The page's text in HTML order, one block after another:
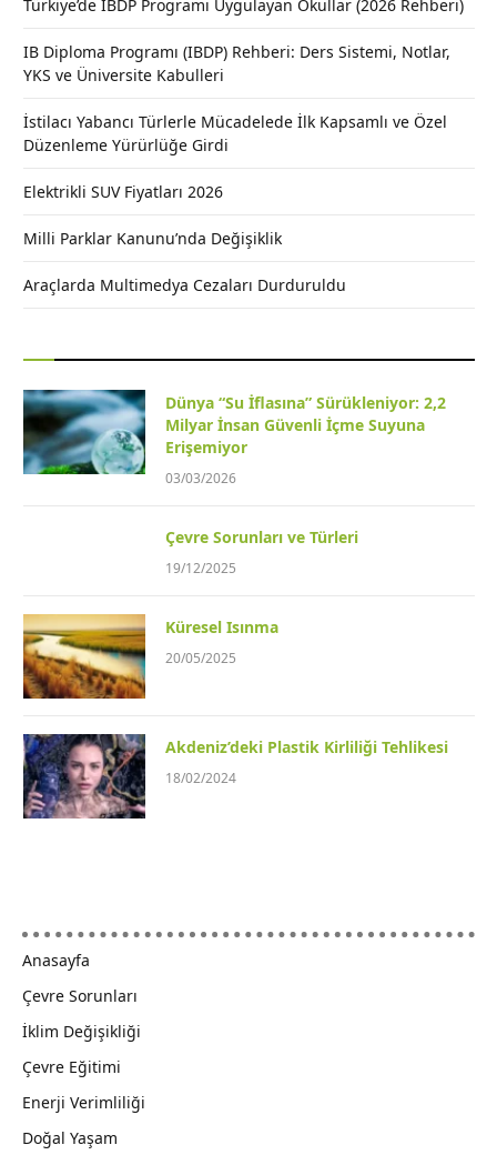
Türkiye’de IBDP Programı Uygulayan Okullar (2026 Rehberi)
IB Diploma Programı (IBDP) Rehberi: Ders Sistemi, Notlar,
YKS ve Üniversite Kabulleri
İstilacı Yabancı Türlerle Mücadelede İlk Kapsamlı ve Özel
Düzenleme Yürürlüğe Girdi
Elektrikli SUV Fiyatları 2026
Milli Parklar Kanunu’nda Değişiklik
Araçlarda Multimedya Cezaları Durduruldu
Dünya “Su İflasına” Sürükleniyor: 2,2
Milyar İnsan Güvenli İçme Suyuna
Erişemiyor
03/03/2026
Çevre Sorunları ve Türleri
19/12/2025
Küresel Isınma
20/05/2025
Akdeniz’deki Plastik Kirliliği Tehlikesi
18/02/2024
Anasayfa
Çevre Sorunları
İklim Değişikliği
Çevre Eğitimi
Enerji Verimliliği
Doğal Yaşam